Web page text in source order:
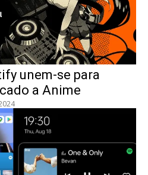
unem-se para
a Anime